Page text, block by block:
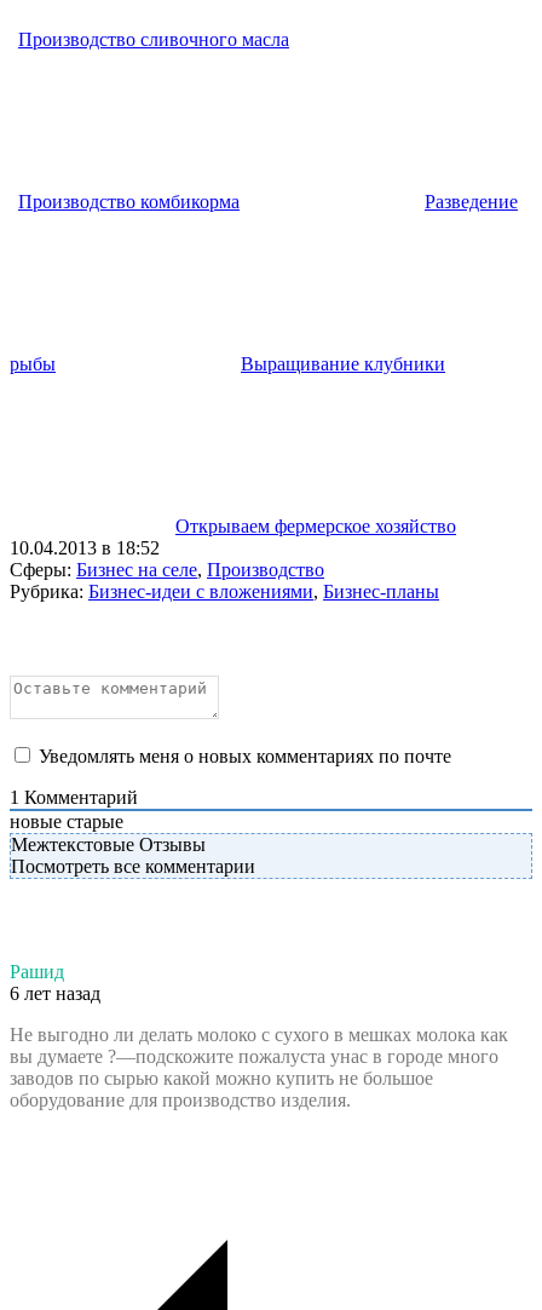
Производство сливочного масла
Производство комбикорма Разведение
рыбы Выращивание клубники
Открываем фермерское хозяйство
10.04.2013 в 18:52
Сферы: Бизнес на селе, Производство
Рубрика: Бизнес-идеи с вложениями, Бизнес-планы
Уведомлять меня о новых комментариях по почте
1 Комментарий
новые старые
Межтекстовые Отзывы
Посмотреть все комментарии
Рашид
6 лет назад
Не выгодно ли делать молоко с сухого в мешках молока как
вы думаете ?—подскожите пожалуста унас в городе много
заводов по сырью какой можно купить не большое
оборудование для производство изделия.